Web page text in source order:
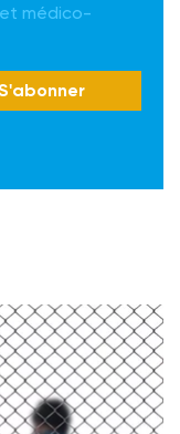
médico-